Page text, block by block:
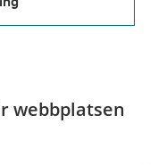
webbplatsen